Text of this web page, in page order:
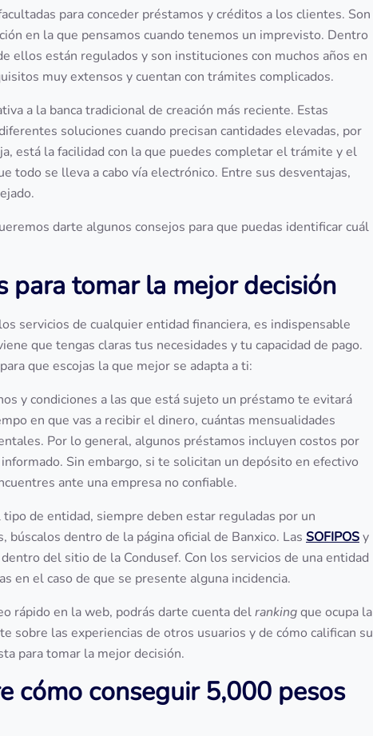
para conceder préstamos y créditos a los clientes. Son
en la que pensamos cuando tenemos un imprevisto. Dentro
ellos están regulados y son instituciones con muchos años en
muy extensos y cuentan con trámites complicados.
a la banca tradicional de creación más reciente. Estas
soluciones cuando precisan cantidades elevadas, por
está la facilidad con la que puedes completar el trámite y el
todo se lleva a cabo vía electrónico. Entre sus desventajas,
darte algunos consejos para que puedas identificar cuál
para tomar la mejor decisión
servicios de cualquier entidad financiera, es indispensable
que tengas claras tus necesidades y tu capacidad de pago.
que escojas la que mejor se adapta a ti:
y condiciones a las que está sujeto un préstamo te evitará
en que vas a recibir el dinero, cuántas mensualidades
Por lo general, algunos préstamos incluyen costos por
Sin embargo, si te solicitan un depósito en efectivo
ante una empresa no confiable.
de entidad, siempre deben estar reguladas por un
dentro de la página oficial de Banxico. Las SOFIPOSy
del sitio de la Condusef. Con los servicios de una entidad
en el caso de que se presente alguna incidencia.
rápido en la web, podrás darte cuenta delrankingque ocupa la
sobre las experiencias de otros usuarios y de cómo califican su
para tomar la mejor decisión.
cómo conseguir 5,000 pesos